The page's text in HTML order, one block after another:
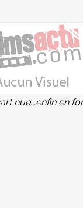
nue...enfin en